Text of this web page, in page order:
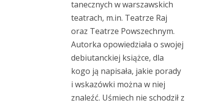
tanecznych w warszawskich
teatrach, m.in. Teatrze Raj
oraz Teatrze Powszechnym.
Autorka opowiedziała o swojej
debiutanckiej książce, dla
kogo ją napisała, jakie porady
i wskazówki można w niej
znaleźć. Uśmiech nie schodził z